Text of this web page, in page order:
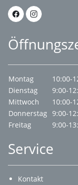
Montag
10:00-
Dienstag
9:00-
Mittwoch
10:00-
Donnerstag 9:00-
Freitag
9:00-
Service
Kontakt